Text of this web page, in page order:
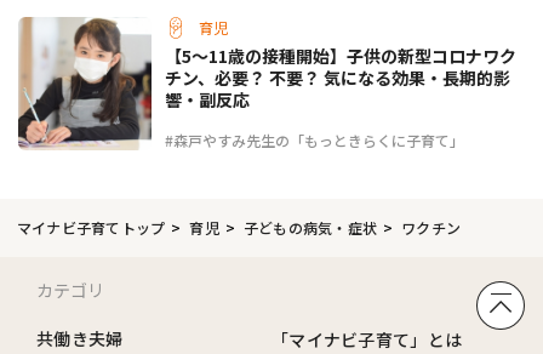
育児
#森戸やすみ先生の「もっときらくに子育て」
【5～11歳の接種開始】子供の新型コロナワク
チン、必要？ 不要？ 気になる効果・長期的影
響・副反応
マイナビ子育てトップ 育児 子どもの病気・症状 ワクチン
カテゴリ
共働き夫婦
「マイナビ子育て」とは